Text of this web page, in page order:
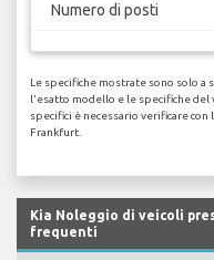
Numero di posti
Le specifiche mostrate sono solo
l'esatto modello e le specifiche del
specifici è necessario verificare
Frankfurt.
Kia Noleggio di veicoli
frequenti